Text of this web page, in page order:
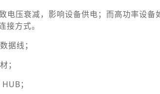
电压衰减，影响设备供电；而高功率设
接方式。
据线；
；
；